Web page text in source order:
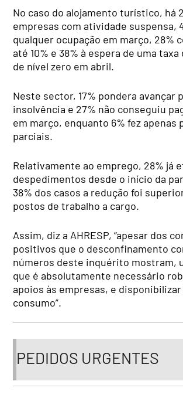
No caso do alojamento turístico, há
empresas com atividade suspensa,
qualquer ocupação em março, 28%
até 10% e 38% à espera de uma taxa
de nível zero em abril.
Neste sector, 17% pondera avançar
insolvência e 27% não conseguiu
em março, enquanto 6% fez apenas
parciais.
Relativamente ao emprego, 28% já
despedimentos desde o início da
38% dos casos a redução foi
postos de trabalho a cargo.
Assim, diz a AHRESP, “apesar dos
positivos que o desconfinamento
números deste inquérito mostram,
que é absolutamente necessário
apoios às empresas, e
consumo”.
PEDIDOS URGENTES